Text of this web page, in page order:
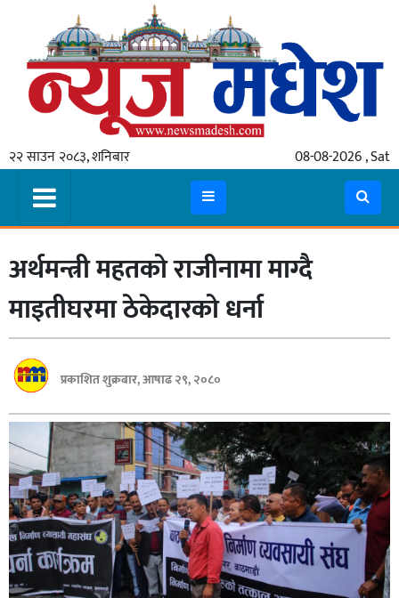
२२ साउन २०८३, शनिबार 08-08-2026 , Sat
गृहपृष्ठ
स्थानीय
प्रदेश
मधेश
प्रदेश
लुम्बिनी
गण्डकी
बागमती
कर्णाली
सुदूरपश्चिम
मधेश
विशेष
राजनीति
अर्थमन्त्री महतको राजीनामा माग्दै
माइतीघरमा ठेकेदारको धर्ना
प्रकाशित शुक्रबार, आषाढ २९, २०८०